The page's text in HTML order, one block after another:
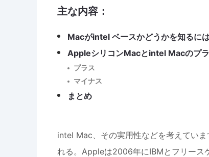
主な内容：
Macがintel ベースかどうかを知るに
AppleシリコンMacとintel Macのプ
プラス
マイナス
まとめ
intel Mac、その実用性などを考えてい
れる。Appleは2006年にIBMとフリース